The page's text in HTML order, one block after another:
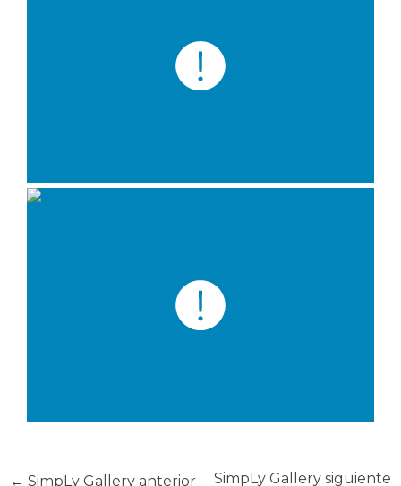
← SimpLy Gallery anterior
SimpLy Gallery siguiente